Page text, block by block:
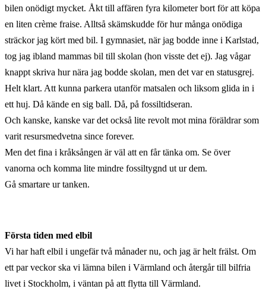
bilen onödigt mycket. Åkt till affären fyra kilometer bort för att köpa
en liten crème fraise. Alltså skämskudde för hur många onödiga
sträckor jag kört med bil. I gymnasiet, när jag bodde inne i Karlstad,
tog jag ibland mammas bil till skolan (hon visste det ej). Jag vågar
knappt skriva hur nära jag bodde skolan, men det var en statusgrej.
Helt klart. Att kunna parkera utanför matsalen och liksom glida in i
ett huj. Då kände en sig ball. Då, på fossiltidseran.
Och kanske, kanske var det också lite revolt mot mina föräldrar som
varit resursmedvetna since forever.
Men det fina i kråksången är väl att en får tänka om. Se över
vanorna och komma lite mindre fossiltygnd ut ur dem.
Gå smartare ur tanken.
Första tiden med elbil
Vi har haft elbil i ungefär två månader nu, och jag är helt frälst. Om
ett par veckor ska vi lämna bilen i Värmland och återgår till bilfria
livet i Stockholm, i väntan på att flytta till Värmland.